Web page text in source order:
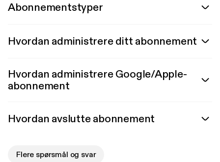
Abonnementstyper
Hvordan administrere ditt abonnement
Hvordan administrere Google/Apple-
abonnement
Hvordan avslutte abonnement
Flere spørsmål og svar